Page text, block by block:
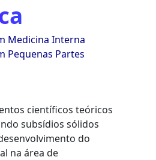
Medicina Interna
Pequenas Partes
científicos teóricos
subsídios sólidos
do
na área de